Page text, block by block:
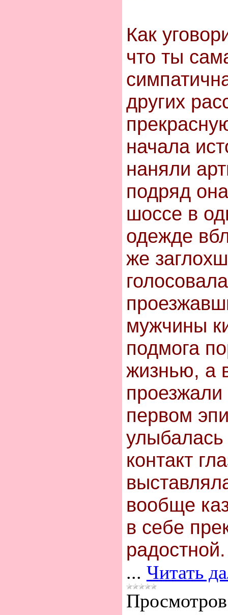
Как
что ты
других
начала
наняли
подряд
шоссе в
одежде
же
мужчины
подмога
жизнью, а
первом
улыбалась
контакт
вообще
в себе
... Читать